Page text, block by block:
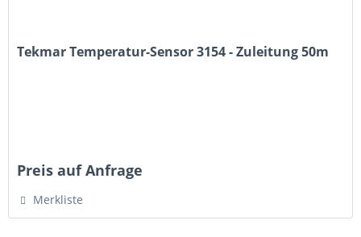
Tekmar Temperatur-Sensor 3154 - Zuleitung 50m
Preis auf Anfrage
Merkliste